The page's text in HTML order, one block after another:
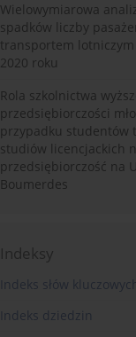
Wielowymiarowa
spadków liczby
transportem
2020 roku
Rola szkolnictwa
przedsiębiorczości
przypadku studentów
studiów licencjackich
przedsiębiorczość na
Boumerdes
Indeksy
Indeks słów
Indeks dziedzin